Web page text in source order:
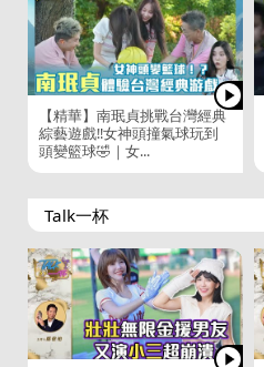
【精華】南珉貞挑戰台灣經典
綜藝遊戲‼️女神頭撞氣球玩到
頭變籃球🤣｜女...
Talk一杯